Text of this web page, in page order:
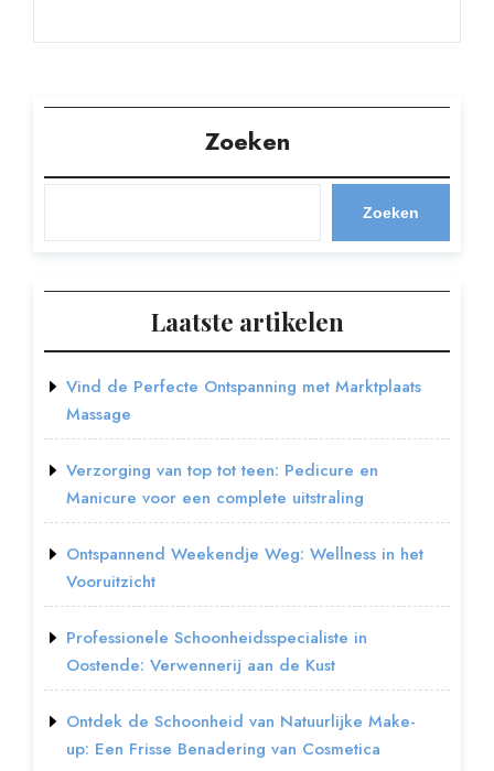
Zoeken
Zoeken
Laatste artikelen
Vind de Perfecte Ontspanning met Marktplaats
Massage
Verzorging van top tot teen: Pedicure en
Manicure voor een complete uitstraling
Ontspannend Weekendje Weg: Wellness in het
Vooruitzicht
Professionele Schoonheidsspecialiste in
Oostende: Verwennerij aan de Kust
Ontdek de Schoonheid van Natuurlijke Make-
up: Een Frisse Benadering van Cosmetica